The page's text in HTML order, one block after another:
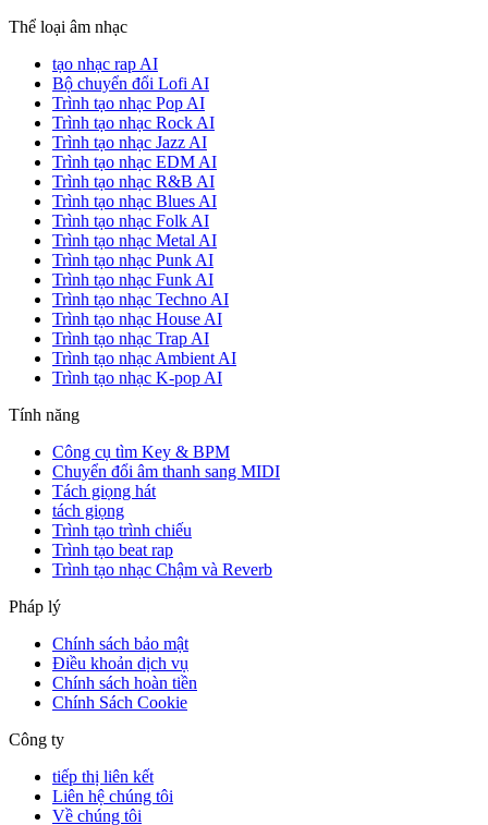
Thể loại âm nhạc
tạo nhạc rap AI
Bộ chuyển đổi Lofi AI
Trình tạo nhạc Pop AI
Trình tạo nhạc Rock AI
Trình tạo nhạc Jazz AI
Trình tạo nhạc EDM AI
Trình tạo nhạc R&B AI
Trình tạo nhạc Blues AI
Trình tạo nhạc Folk AI
Trình tạo nhạc Metal AI
Trình tạo nhạc Punk AI
Trình tạo nhạc Funk AI
Trình tạo nhạc Techno AI
Trình tạo nhạc House AI
Trình tạo nhạc Trap AI
Trình tạo nhạc Ambient AI
Trình tạo nhạc K-pop AI
Tính năng
Công cụ tìm Key & BPM
Chuyển đổi âm thanh sang MIDI
Tách giọng hát
tách giọng
Trình tạo trình chiếu
Trình tạo beat rap
Trình tạo nhạc Chậm và Reverb
Pháp lý
Chính sách bảo mật
Điều khoản dịch vụ
Chính sách hoàn tiền
Chính Sách Cookie
Công ty
tiếp thị liên kết
Liên hệ chúng tôi
Về chúng tôi